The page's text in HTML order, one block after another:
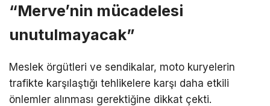
“Merve’nin mücadelesi
unutulmayacak”
Meslek örgütleri ve sendikalar, moto kuryelerin
trafikte karşılaştığı tehlikelere karşı daha etkili
önlemler alınması gerektiğine dikkat çekti.